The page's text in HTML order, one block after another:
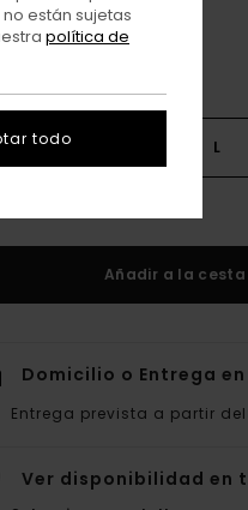
S L
Añadir a la cesta
Domicilio o Entrega
Entrega prevista a partir del
Ver disponibilidad en
están sujetas
política de
todo